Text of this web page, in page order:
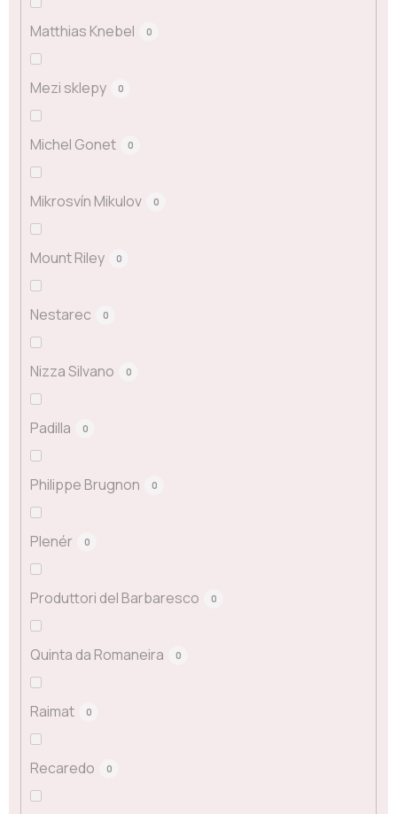
Matthias Knebel 0
Mezi sklepy 0
Michel Gonet 0
Mikrosvín Mikulov 0
Mount Riley 0
Nestarec 0
Nizza Silvano 0
Padilla 0
Philippe Brugnon 0
Plenér 0
Produttori del Barbaresco 0
Quinta da Romaneira 0
Raimat 0
Recaredo 0